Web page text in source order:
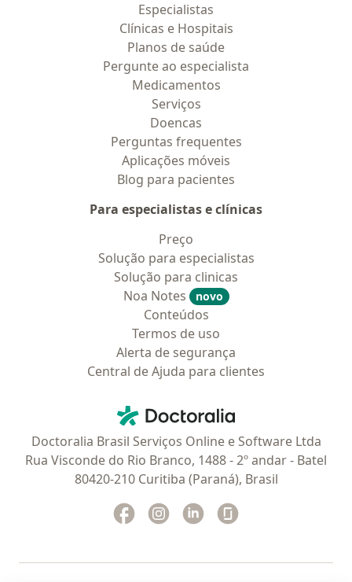
Especialistas
Clínicas e Hospitais
Planos de saúde
Pergunte ao especialista
Medicamentos
Serviços
Doencas
Perguntas frequentes
Aplicações móveis
Blog para pacientes
Para especialistas e clínicas
Preço
Solução para especialistas
Solução para clinicas
Noa Notes
novo
Conteúdos
Termos de uso
Alerta de segurança
Central de Ajuda para clientes
Doctoralia - Homepage
Doctoralia Brasil Serviços Online e Software Ltda
Rua Visconde do Rio Branco, 1488 - 2º andar - Batel
80420-210 Curitiba (Paraná), Brasil
Facebook
abre num novo separador
Instagram
abre num novo separador
Linkedin
abre num novo